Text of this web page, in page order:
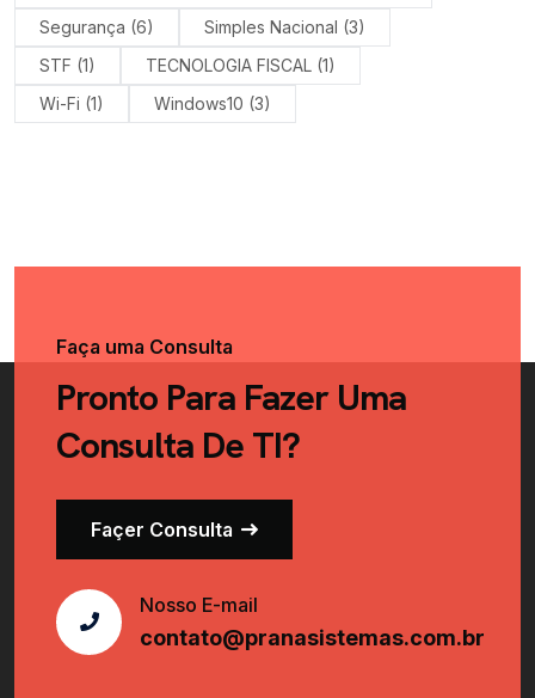
Segurança (6) Simples Nacional (3)
STF (1) TECNOLOGIA FISCAL (1)
Wi-Fi (1) Windows10 (3)
Faça uma Consulta
Pronto Para Fazer Uma
Consulta De TI?
Façer Consulta
Nosso E-mail
contato@pranasistemas.com.br